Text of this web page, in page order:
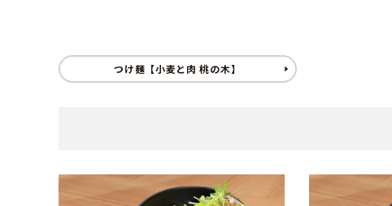
つけ麺【小麦と肉 桃の木】